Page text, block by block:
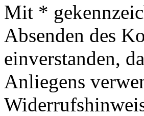
Mit *
Absenden des
einverstanden,
Anliegens